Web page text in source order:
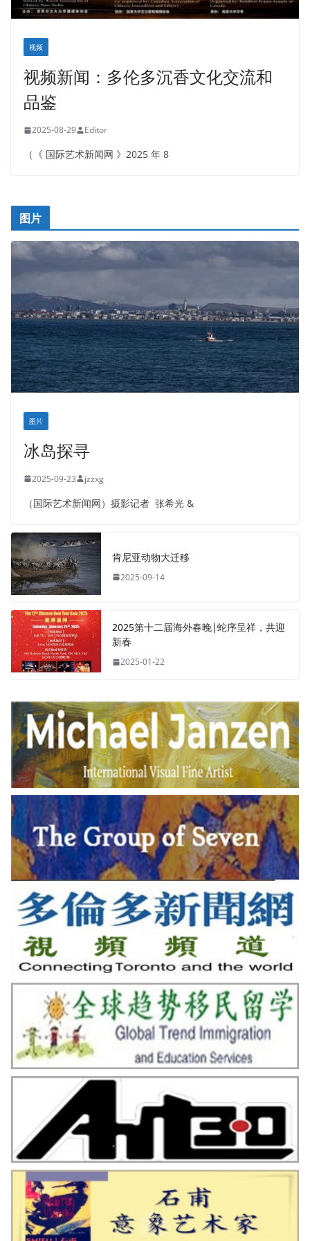
视频
视频新闻：多伦多沉香文化交流和
品鉴
2025-08-29 Editor
（《 国际艺术新闻网 》2025 年 8
图片
图片
冰岛探寻
2025-09-23 jzzxg
（国际艺术新闻网）摄影记者 张希光 &
肯尼亚动物大迁移
2025-09-14
2025第十二届海外春晚|蛇序呈祥，共迎
新春
2025-01-22